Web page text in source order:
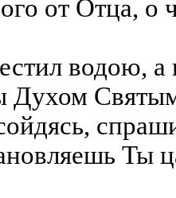
от Отца,
водою, а
Духом
Ты